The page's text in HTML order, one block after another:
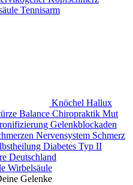
Tennisarm
Knöchel Hallux
Balance Chiropraktik Mut
Gelenkblockaden
Nervensystem Schmerz
Diabetes Typ II
Deutschland
Wirbelsäule
Gelenke